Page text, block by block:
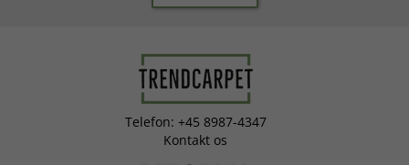
Telefon: +45 8987-4347
Kontakt os